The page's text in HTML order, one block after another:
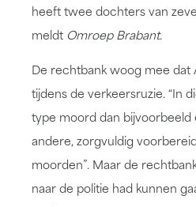
heeft twee dochters van
meldt Omroep Brabant.
De rechtbank woog mee dat
tijdens de verkeersruzie. “In
type moord dan bijvoorbeeld
andere, zorgvuldig
moorden”. Maar de
naar de politie had kunnen